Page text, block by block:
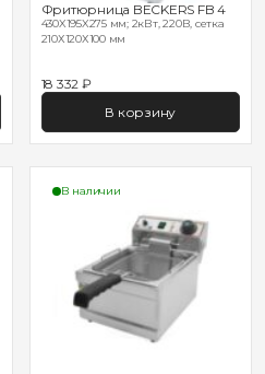
Фритюрница BECKERS FB 4
430X195X275 мм; 2кВт, 220В, сетка
210Х120Х100 мм
18 332 ₽
В корзину
В наличии